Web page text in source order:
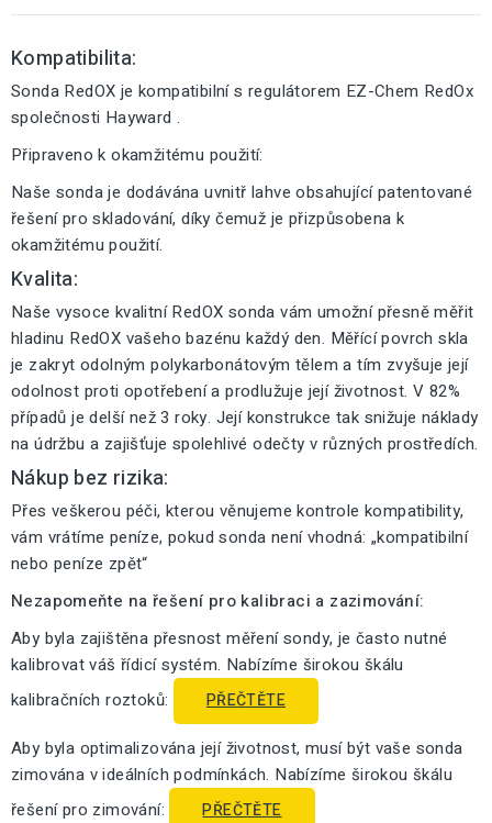
Kompatibilita:
Sonda RedOX je kompatibilní s regulátorem EZ-Chem RedOx
společnosti Hayward .
Připraveno k okamžitému použití:
Naše sonda je dodávána uvnitř lahve obsahující patentované
řešení pro skladování, díky čemuž je přizpůsobena k
okamžitému použití.
Kvalita:
Naše vysoce kvalitní RedOX sonda vám umožní přesně měřit
hladinu RedOX vašeho bazénu každý den. Měřící povrch skla
je zakryt odolným polykarbonátovým tělem a tím zvyšuje její
odolnost proti opotřebení a prodlužuje její životnost. V 82%
případů je delší než 3 roky. Její konstrukce tak snižuje náklady
na údržbu a zajišťuje spolehlivé odečty v různých prostředích.
Nákup bez rizika:
Přes veškerou péči, kterou věnujeme kontrole kompatibility,
vám vrátíme peníze, pokud sonda není vhodná: „kompatibilní
nebo peníze zpět“
Nezapomeňte na řešení pro kalibraci a zazimování:
Aby byla zajištěna přesnost měření sondy, je často nutné
kalibrovat váš řídicí systém. Nabízíme širokou škálu
kalibračních roztoků:
PŘEČTĚTE
Aby byla optimalizována její životnost, musí být vaše sonda
zimována v ideálních podmínkách. Nabízíme širokou škálu
řešení pro zimování:
PŘEČTĚTE